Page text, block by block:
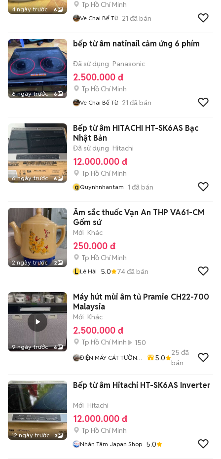
4 ngày trước 6
Tp Hồ Chí Minh
Ve Chai Bế Từ 21 đã bán
6 ngày trước 6
bếp từ âm natinail cảm ứng 6 phím
Đã sử dụng Panasonic
2.500.000 đ
Tp Hồ Chí Minh
Ve Chai Bế Từ 21 đã bán
6 ngày trước 6
Bếp từ âm HITACHI HT-SK6AS Bạc
Nhật Bản
Đã sử dụng Hitachi
12.000.000 đ
Tp Hồ Chí Minh
qQuynhnhantam 1 đã bán
2 ngày trước 2
Ấm sắc thuốc Vạn An THP VA61-CM
Gốm sứ
Mới Khác
250.000 đ
Tp Hồ Chí Minh
L Lê Hải 5.0 74đã bán
9 ngày trước 6
Máy hút mùi âm tủ Pramie CH22-700
Malaysia
Mới Khác
2.500.000 đ
Tp Hồ Chí Minh 150
ĐIỆN MÁY CÁT TƯỜNG
5.0
25 đã
bán
12 ngày trước 3
Bếp từ âm Hitachi HT-SK6AS Inverter
Mới Hitachi
12.000.000 đ
Tp Hồ Chí Minh
Nhân Tâm Japan Shop 5.0